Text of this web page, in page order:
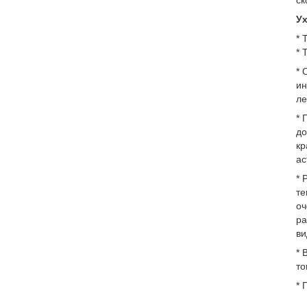
*
*
*
*
*
*
*